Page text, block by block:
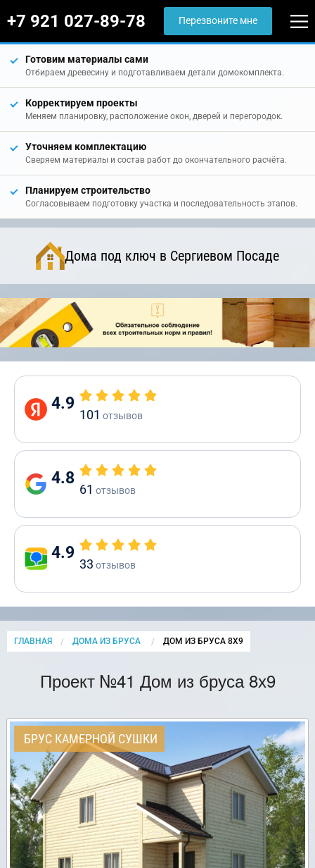
+7 921 027-89-78 Перезвоните мне
Готовим материалы сами
Отбираем древесину и подготавливаем детали домокомплекта.
Корректируем проекты
Меняем планировку, расположение окон, дверей и перегородок.
Уточняем комплектацию
Сверяем материалы и состав работ до окончательного расчёта.
Планируем строительство
Согласовываем подготовку участка и последовательность этапов.
Дома под ключ в Сергиевом Посаде
4.9
101 отзывов
4.8
61 отзывов
4.9
33 отзывов
ГЛАВНАЯ ДОМА ИЗ БРУСА CURRENT:
ДОМ ИЗ БРУСА 8Х9
Проект №41 Дом из бруса 8х9
БРУС КАМЕРНОЙ СУШКИ